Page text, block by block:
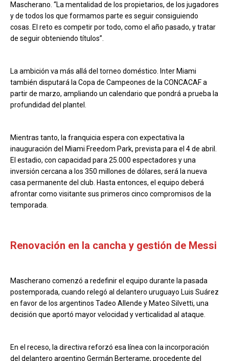
Mascherano. “La mentalidad de los propietarios, de los jugadores
y de todos los que formamos parte es seguir consiguiendo
cosas. El reto es competir por todo, como el año pasado, y tratar
de seguir obteniendo títulos”.
La ambición va más allá del torneo doméstico. Inter Miami
también disputará la Copa de Campeones de la CONCACAF a
partir de marzo, ampliando un calendario que pondrá a prueba la
profundidad del plantel.
Mientras tanto, la franquicia espera con expectativa la
inauguración del Miami Freedom Park, prevista para el 4 de abril.
El estadio, con capacidad para 25.000 espectadores y una
inversión cercana a los 350 millones de dólares, será la nueva
casa permanente del club. Hasta entonces, el equipo deberá
afrontar como visitante sus primeros cinco compromisos de la
temporada.
Renovación en la cancha y gestión de Messi
Mascherano comenzó a redefinir el equipo durante la pasada
postemporada, cuando relegó al delantero uruguayo Luis Suárez
en favor de los argentinos Tadeo Allende y Mateo Silvetti, una
decisión que aportó mayor velocidad y verticalidad al ataque.
En el receso, la directiva reforzó esa línea con la incorporación
del delantero argentino Germán Berterame, procedente del